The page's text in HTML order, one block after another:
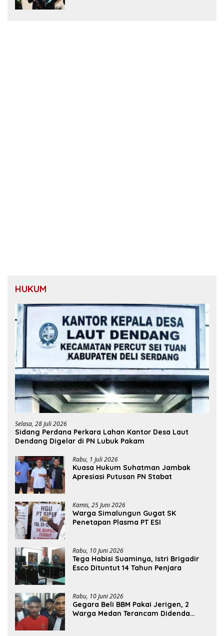
HUKUM
Selasa, 28 Juli 2026
Sidang Perdana Perkara Lahan Kantor Desa Laut
Dendang Digelar di PN Lubuk Pakam
Rabu, 1 Juli 2026
Kuasa Hukum Suhatman Jambak
Apresiasi Putusan PN Stabat
Kamis, 25 Juni 2026
Warga Simalungun Gugat SK
Penetapan Plasma PT ESI
Rabu, 10 Juni 2026
Tega Habisi Suaminya, Istri Brigadir
Esco Dituntut 14 Tahun Penjara
Rabu, 10 Juni 2026
Gegara Beli BBM Pakai Jerigen, 2
Warga Medan Terancam Didenda